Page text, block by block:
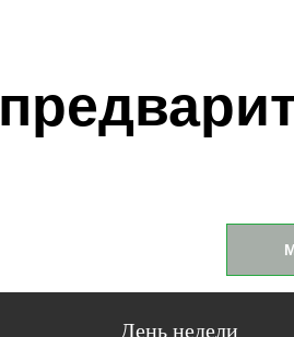
День недели